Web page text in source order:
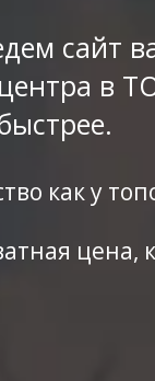
сайт
в
как у
цена,